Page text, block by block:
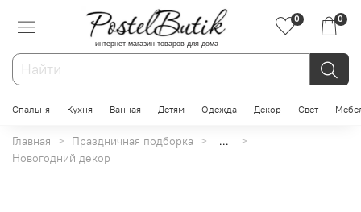
интернет-магазин товаров для дома
0 0
Спальня Кухня Ванная Детям Одежда Декор Свет
Главная Праздничная подборка
...
Новогодний декор